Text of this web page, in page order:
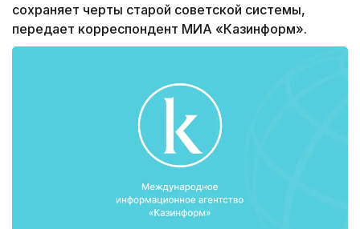
сохраняет черты старой советской системы,
передает корреспондент МИА «Казинформ».